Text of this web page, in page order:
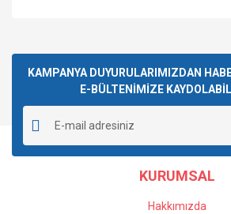
Yorum Yaz
kullanarak tarafımıza iletebilirsiniz.
Görüş ve önerileriniz için teşekkür ederiz.
Ürün resmi kalitesiz, bozuk veya
Ürün açıklamasında eksik bilgiler
Ürün bilgilerinde hatalar bulunuyor.
Ürün fiyatı diğer sitelerden daha pahalı.
KAMPANYA DUYURULARIMIZDAN
E-BÜLTENİMİZE
KURUMSAL
Hakkımızda